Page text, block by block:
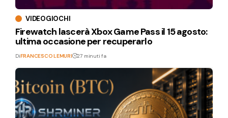
VIDEOGIOCHI
Firewatch lascerà Xbox Game Pass il 15 agosto:
ultima occasione per recuperarlo
DiFRANCESCO LEMURI 27 minuti fa